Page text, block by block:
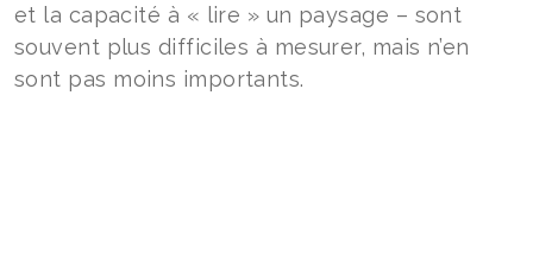
et la capacité à « lire » un paysage – sont
souvent plus difficiles à mesurer, mais n’en
sont pas moins importants.